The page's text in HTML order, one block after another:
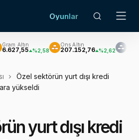
Oyunlar
%2,58
Ons Altın
207.152,76 %2,62
Gümüş
3.033,47
Özel sektörün yurt dışı kredi
yükseldi
yurt dışı kredi